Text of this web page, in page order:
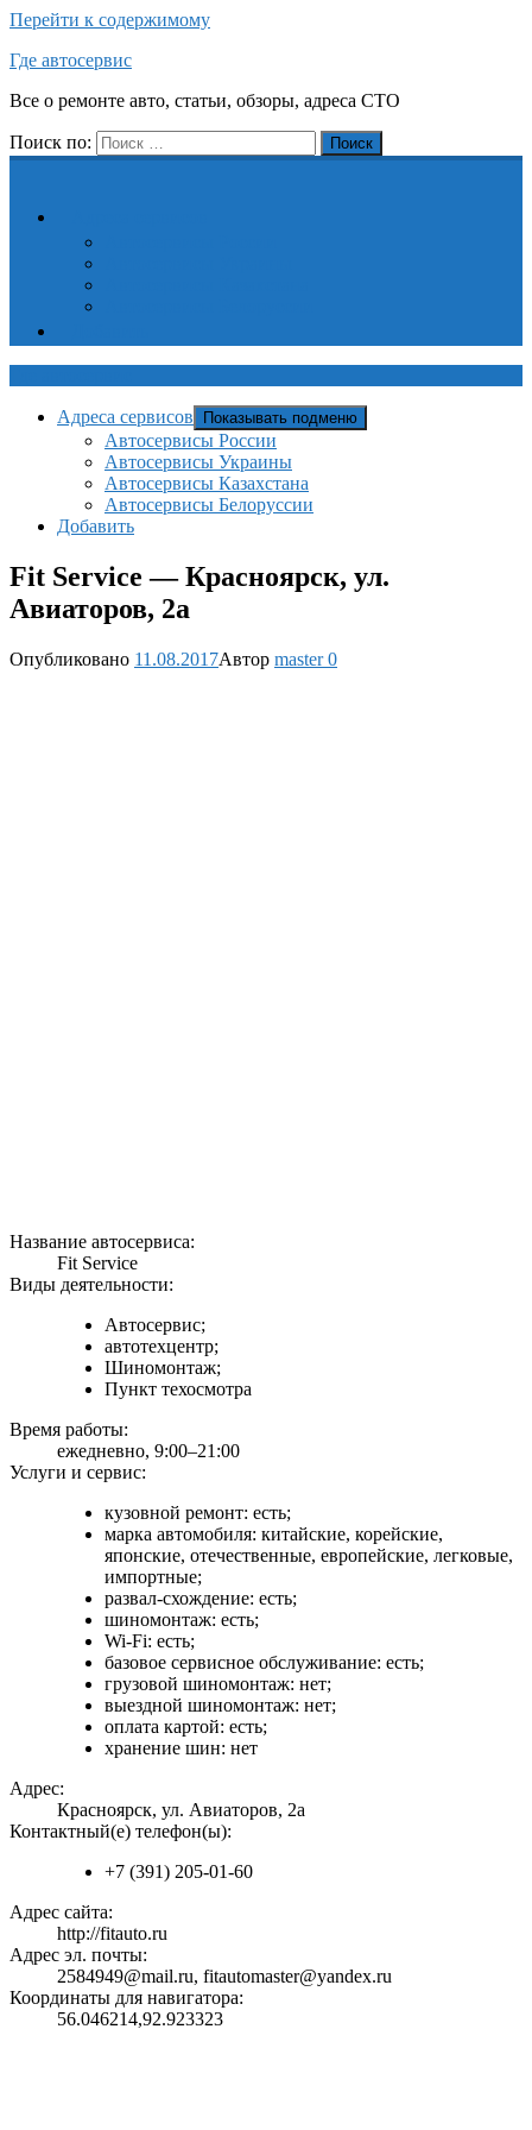
Перейти к содержимому
Где автосервис
Все о ремонте авто, статьи, обзоры, адреса СТО
Поиск по: Поиск
Адреса сервисов Показывать подменю
Автосервисы России
Автосервисы Украины
Автосервисы Казахстана
Автосервисы Белоруссии
Добавить
Fit Service — Красноярск, ул.
Авиаторов, 2а
Опубликовано 11.08.2017Автор master0
Название автосервиса:
Fit Service
Виды деятельности:
Автосервис;
автотехцентр;
Шиномонтаж;
Пункт техосмотра
Время работы:
ежедневно, 9:00–21:00
Услуги и сервис:
кузовной ремонт: есть;
марка автомобиля: китайские, корейские,
японские, отечественные, европейские, легковые,
импортные;
развал-схождение: есть;
шиномонтаж: есть;
Wi-Fi: есть;
базовое сервисное обслуживание: есть;
грузовой шиномонтаж: нет;
выездной шиномонтаж: нет;
оплата картой: есть;
хранение шин: нет
Адрес:
Красноярск, ул. Авиаторов, 2а
Контактный(е) телефон(ы):
+7 (391) 205-01-60
Адрес сайта:
http://fitauto.ru
Адрес эл. почты:
2584949@mail.ru, fitautomaster@yandex.ru
Координаты для навигатора:
56.046214,92.923323